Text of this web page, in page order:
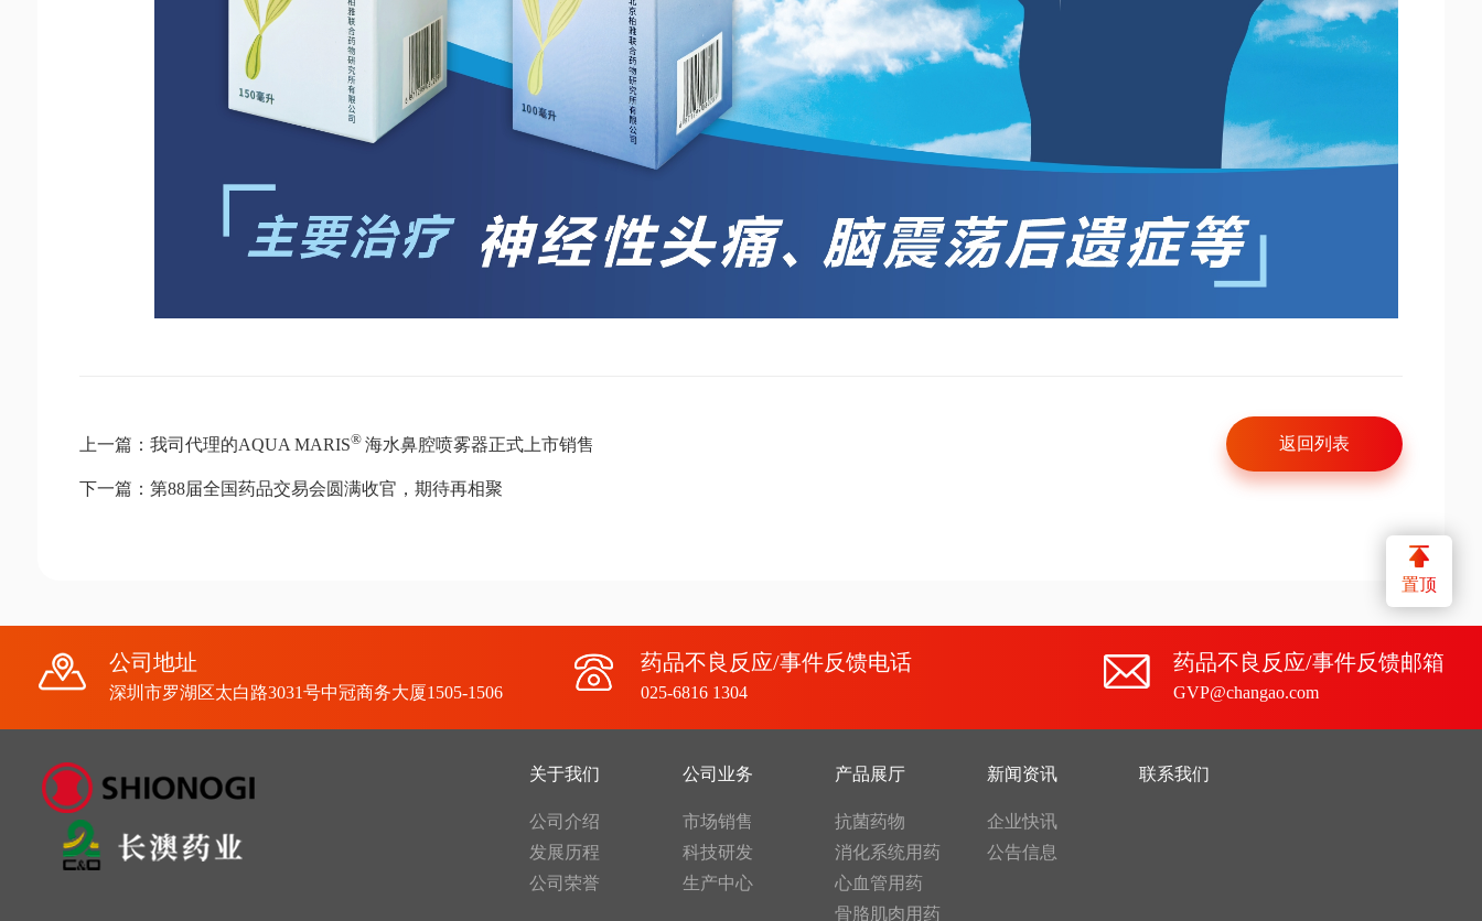
返回列表
上一篇：我司代理的AQUA MARIS® 海水鼻腔喷雾器正式上市销售
下一篇：第88届全国药品交易会圆满收官，期待再相聚
公司地址
深圳市罗湖区太白路3031号中冠商务大厦1505-1506
药品不良反应/事件反馈电话
025-6816 1304
药品不良反应/事件反馈邮箱
GVP@changao.com
置顶
关于我们
公司介绍
发展历程
公司荣誉
公司业务
市场销售
科技研发
生产中心
产品展厅
抗菌药物
消化系统用药
心血管用药
骨胳肌肉用药
新闻资讯
企业快讯
公告信息
联系我们